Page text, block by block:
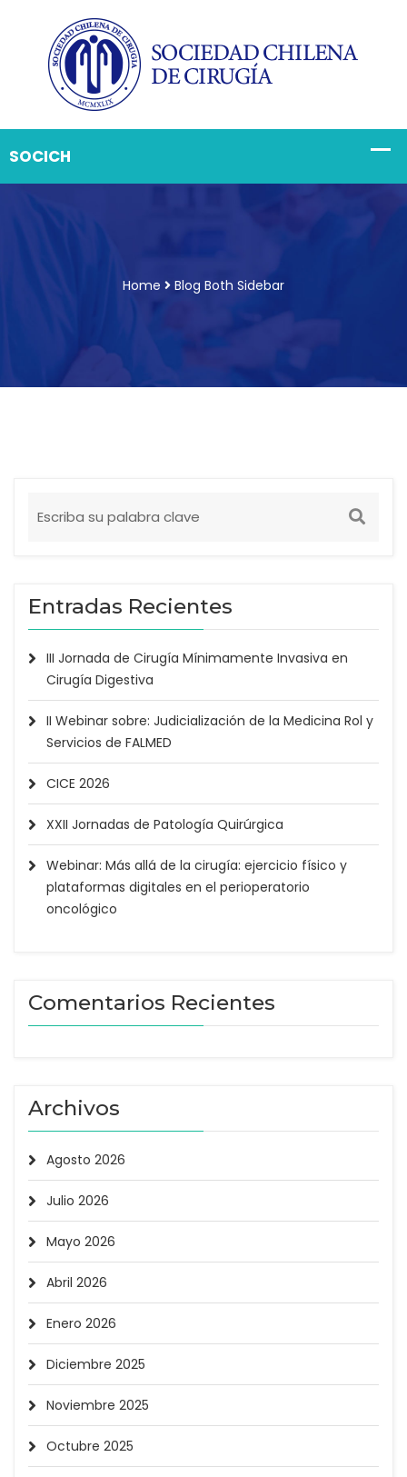
Home Blog Both Sidebar
Entradas Recientes
III Jornada de Cirugía Mínimamente Invasiva en
Cirugía Digestiva
II Webinar sobre: Judicialización de la Medicina Rol y
Servicios de FALMED
CICE 2026
XXII Jornadas de Patología Quirúrgica
Webinar: Más allá de la cirugía: ejercicio físico y
plataformas digitales en el perioperatorio
oncológico
Comentarios Recientes
Archivos
Agosto 2026
Julio 2026
Mayo 2026
Abril 2026
Enero 2026
Diciembre 2025
Noviembre 2025
Octubre 2025